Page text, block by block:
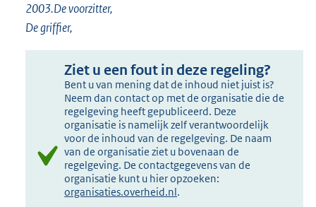
2003.De voorzitter,
De griffier,
Ziet u een fout in deze regeling?
Bent u van mening dat de inhoud niet juist is?
Neem dan contact op met de organisatie die de
regelgeving heeft gepubliceerd. Deze
organisatie is namelijk zelf verantwoordelijk
voor de inhoud van de regelgeving. De naam
van de organisatie ziet u bovenaan de
regelgeving. De contactgegevens van de
organisatie kunt u hier opzoeken:
organisaties.overheid.nl.